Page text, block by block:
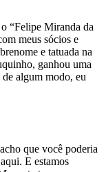
“Felipe Miranda da
meus sócios e
e tatuada na
ganhou uma
algum modo, eu
que você poderia
E estamos